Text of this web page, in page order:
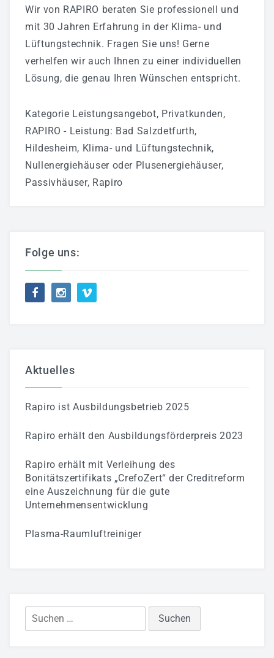
Wir von RAPIRO beraten Sie professionell und
mit 30 Jahren Erfahrung in der Klima- und
Lüftungstechnik. Fragen Sie uns! Gerne
verhelfen wir auch Ihnen zu einer individuellen
Lösung, die genau Ihren Wünschen entspricht.
Kategorie Leistungsangebot, Privatkunden,
RAPIRO - Leistung: Bad Salzdetfurth,
Hildesheim, Klima- und Lüftungstechnik,
Nullenergiehäuser oder Plusenergiehäuser,
Passivhäuser, Rapiro
Folge uns:
Aktuelles
Rapiro ist Ausbildungsbetrieb 2025
Rapiro erhält den Ausbildungsförderpreis 2023
Rapiro erhält mit Verleihung des
Bonitätszertifikats „CrefoZert“ der Creditreform
eine Auszeichnung für die gute
Unternehmensentwicklung
Plasma-Raumluftreiniger
Suchen
nach: